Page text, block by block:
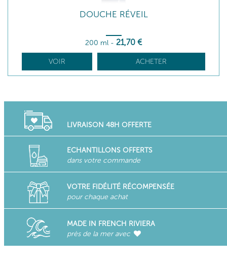
DOUCHE RÉVEIL
200 ml - 21,70 €
VOIR ACHETER
LIVRAISON 48H OFFERTE
ECHANTILLONS OFFERTS
dans votre commande
VOTRE FIDÉLITÉ RÉCOMPENSÉE
pour chaque achat
MADE IN FRENCH RIVIERA
près de la mer avec